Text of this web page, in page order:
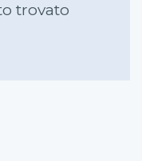
trovato